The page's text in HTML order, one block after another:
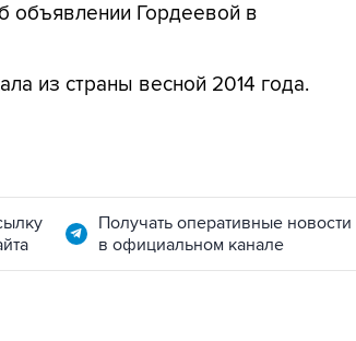
объявлении Гордеевой в
из страны весной 2014 года.
Получать оперативные новости
в официальном канале